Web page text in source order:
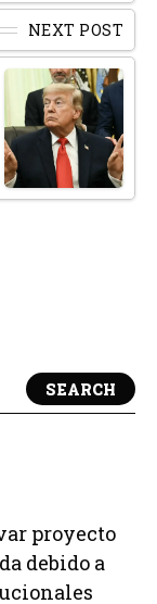
NEXT POST
SEARCH
proyecto
debido a